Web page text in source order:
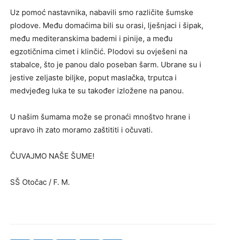
Uz pomoć nastavnika, nabavili smo različite šumske
plodove. Među domaćima bili su orasi, lješnjaci i šipak,
među mediteranskima bademi i pinije, a među
egzotičnima cimet i klinčić. Plodovi su ovješeni na
stabalce, što je panou dalo poseban šarm. Ubrane su i
jestive zeljaste biljke, poput maslačka, trputca i
medvjeđeg luka te su također izložene na panou.
U našim šumama može se pronaći mnoštvo hrane i
upravo ih zato moramo zaštititi i očuvati.
ČUVAJMO NAŠE ŠUME!
SŠ Otočac / F. M.